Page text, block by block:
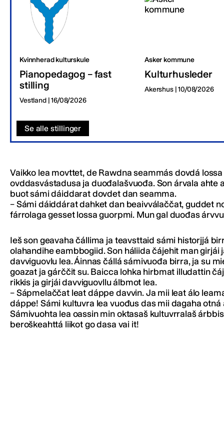
Kvinnherad kulturskule
Pianopedagog – fast
stilling
Vestland | 16/08/2026
Asker kommune
Kulturhusleder
Akershus | 10/08/2026
Se alle stillinger
Vaikko lea movttet, de Rawdna seammás dovdá lossa
ovddasvástadusa ja duođalašvuođa. Son árvala ahte
buot sámi dáiddarat dovdet dan seamma.
– Sámi dáiddárat dahket dan beaivválaččat, guddet
fárrolaga gesset lossa guorpmi. Mun gal duođas
Ieš son geavaha čállima ja teavsttaid sámi historjjá
olahandihe eambbogiid. Son háliida čájehit man girjái
davviguovlu lea. Áinnas čállá sámivuođa birra, ja su
goazat ja gárččit su. Baicca lohka hirbmat illudattin
rikkis ja girjái davviguovllu álbmot lea.
– Sápmelaččat leat dáppe davvin. Ja mii leat álo
dáppe! Sámi kultuvra lea vuođus das mii dagaha otná
Sámivuohta lea oassin min oktasaš kultuvrralaš
beroškeahttá liikot go dasa vai it!